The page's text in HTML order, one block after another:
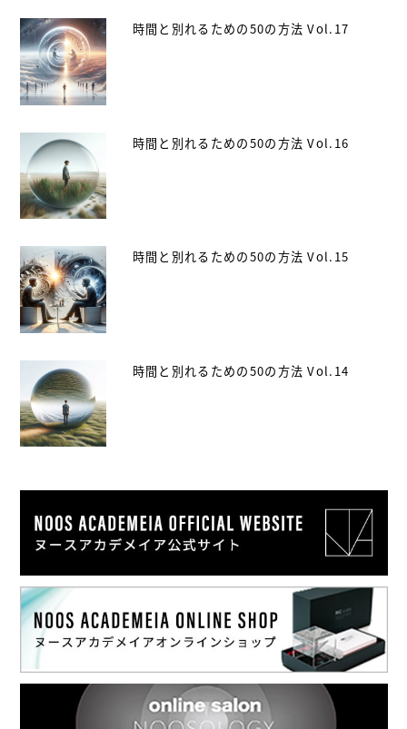
時間と別れるための50の方法 Vol.17
時間と別れるための50の方法 Vol.16
時間と別れるための50の方法 Vol.15
時間と別れるための50の方法 Vol.14